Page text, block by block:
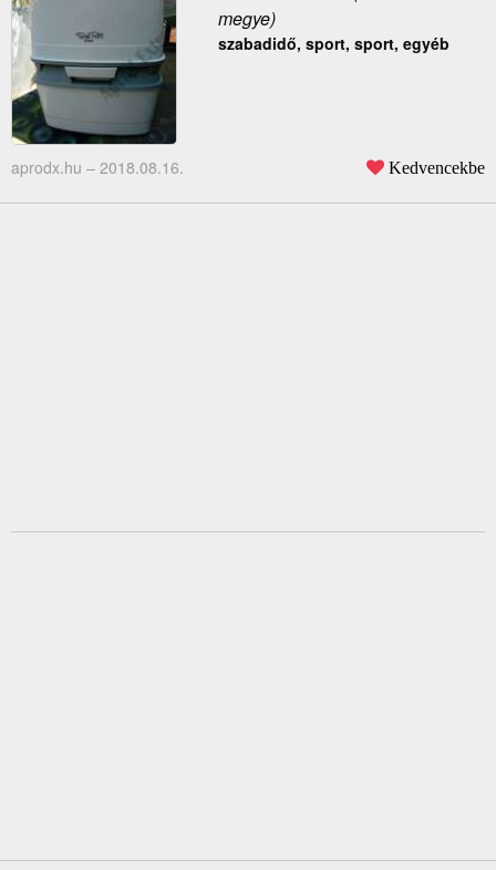
megye)
szabadidő, sport, sport, egyéb
aprodx.hu – 2018.08.16. Kedvencekbe